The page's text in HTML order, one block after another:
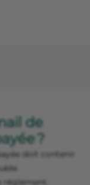
de
?
doit contenir
règlement.